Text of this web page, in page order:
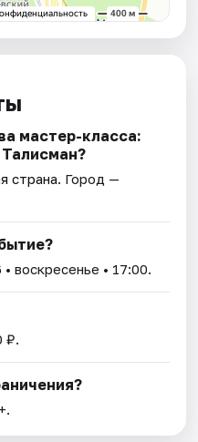
мастер-класса:
страна. Город —
• воскресенье • 17:00.
₽.